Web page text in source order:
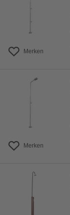
Merken
Merken